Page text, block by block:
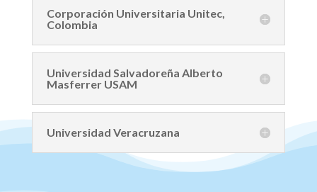
Corporación Universitaria Unitec,
Colombia
Universidad Salvadoreña Alberto
Masferrer USAM
Universidad Veracruzana